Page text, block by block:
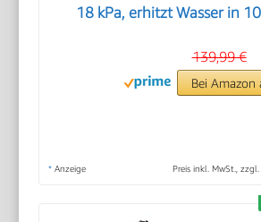
18 kPa, erhitzt Wasser in
139,99 €
Bei Amazon
* Anzeige Preis inkl. MwSt.,